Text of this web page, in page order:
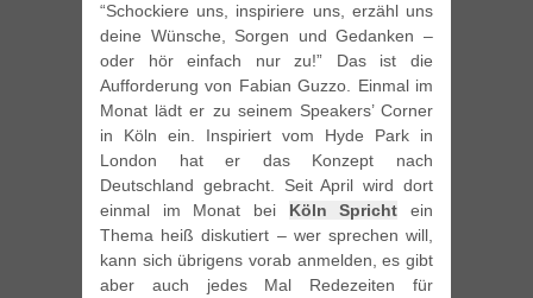
“Schockiere uns, inspiriere uns, erzähl uns
deine Wünsche, Sorgen und Gedanken –
oder hör einfach nur zu!” Das ist die
Aufforderung von Fabian Guzzo. Einmal im
Monat lädt er zu seinem Speakers’ Corner
in Köln ein. Inspiriert vom Hyde Park in
London hat er das Konzept nach
Deutschland gebracht. Seit April wird dort
einmal im Monat bei Köln Spricht ein
Thema heiß diskutiert – wer sprechen will,
kann sich übrigens vorab anmelden, es gibt
aber auch jedes Mal Redezeiten für